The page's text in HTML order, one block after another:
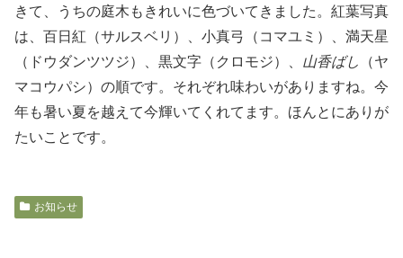
きて、うちの庭木もきれいに色づいてきました。紅葉写真
は、百日紅（サルスベリ）、小真弓（コマユミ）、満天星
（ドウダンツツジ）、黒文字（クロモジ）、 山香ばし
（ヤ
マコウパシ）の順です。それぞれ味わいがありますね。今
年も暑い夏を越えて今輝いてくれてます。ほんとにありが
たいことです。
お知らせ